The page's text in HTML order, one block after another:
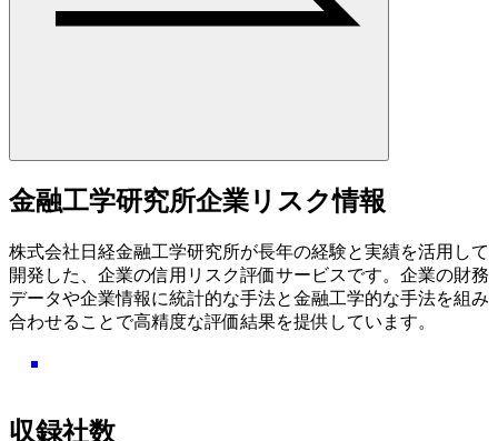
金融工学研究所企業リスク情報
株式会社日経金融工学研究所が長年の経験と実績を活用して
開発した、企業の信用リスク評価サービスです。企業の財務
データや企業情報に統計的な手法と金融工学的な手法を組み
合わせることで高精度な評価結果を提供しています。
収録社数